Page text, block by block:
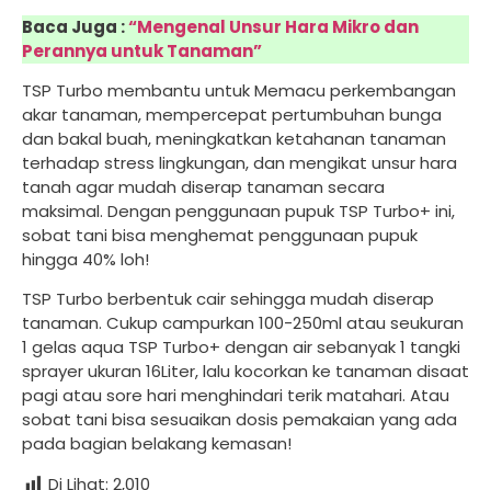
Baca Juga :“Mengenal Unsur Hara Mikro dan
Perannya untuk Tanaman”
TSP Turbo membantu untuk Memacu perkembangan
akar tanaman, mempercepat pertumbuhan bunga
dan bakal buah, meningkatkan ketahanan tanaman
terhadap stress lingkungan, dan mengikat unsur hara
tanah agar mudah diserap tanaman secara
maksimal. Dengan penggunaan pupuk TSP Turbo+ ini,
sobat tani bisa menghemat penggunaan pupuk
hingga 40% loh!
TSP Turbo berbentuk cair sehingga mudah diserap
tanaman. Cukup campurkan 100-250ml atau seukuran
1 gelas aqua TSP Turbo+ dengan air sebanyak 1 tangki
sprayer ukuran 16Liter, lalu kocorkan ke tanaman disaat
pagi atau sore hari menghindari terik matahari. Atau
sobat tani bisa sesuaikan dosis pemakaian yang ada
pada bagian belakang kemasan!
Di Lihat: 2,010